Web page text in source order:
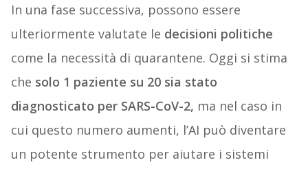
In una fase successiva, possono essere
ulteriormente valutate le decisioni politiche
come la necessità di quarantene. Oggi si stima
che solo 1 paziente su 20 sia stato
diagnosticato per SARS-CoV-2, ma nel caso in
cui questo numero aumenti, l’AI può diventare
un potente strumento per aiutare i sistemi